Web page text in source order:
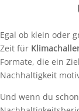
Egal ob klein oder
Zeit für
Formate, die ein
Nachhaltigkeit
Und wenn du